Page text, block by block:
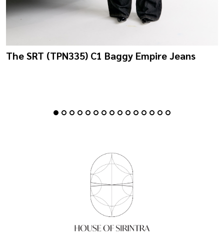
The SRT (TPN335) C1 Baggy Empire Jeans